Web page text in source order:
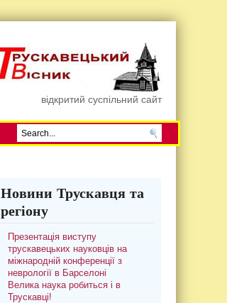
відкритий суспільний сайт
Новини Трускавця та
регіону
Презентація виступу
трускавецьких науковців на
міжнародній конференції з
неврології в Барселоні
Велика наука робиться і в
Трускавці!